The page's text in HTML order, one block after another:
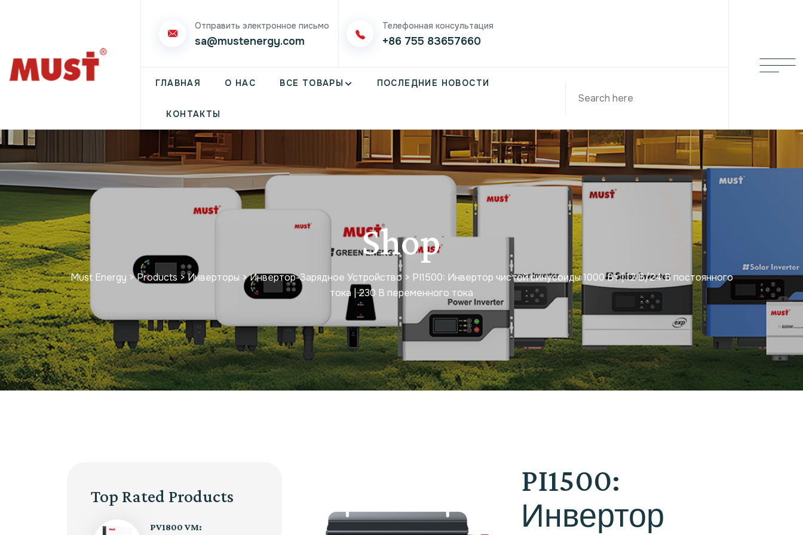
Отправить электронное письмо
sa@mustenergy.com
Телефонная консультация
+86 755 83657660
ГЛАВНАЯ О НАС ВСЕ ТОВАРЫ ПОСЛЕДНИЕ НОВОСТИ
КОНТАКТЫ
Shop
Must Energy >Products >Инверторы >Инвертор-Зарядное Устройство> PI1500: Инвертор чистой синусоиды 1000 Вт | 12 В/24 В постоянного
тока | 230 В переменного тока
Top Rated Products
PV1800 VM:
PI1500:
Инвертор